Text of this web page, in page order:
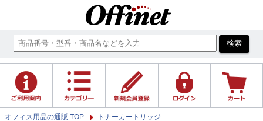
オフィス用品の通販 TOP
トナーカートリッジ